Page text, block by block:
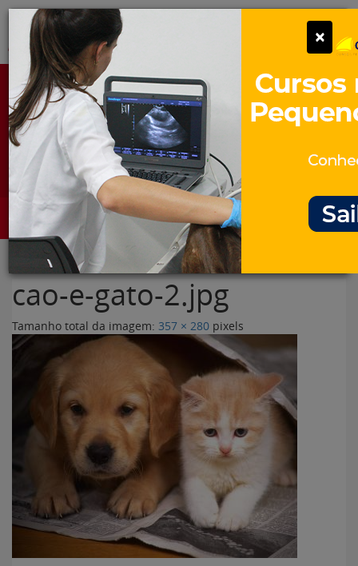
Pular
para
conteúdo
Portal para Profissionais Veterinários
Assine Gratuitamente
Categorias
cao-e-gato-2.jpg
Tamanho total da imagem: 357 × 280 pixels
×